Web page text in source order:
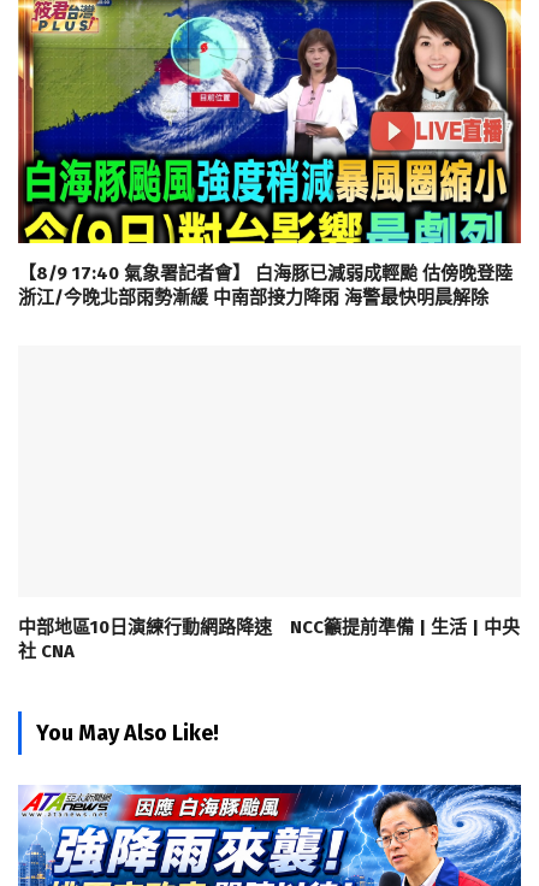
【8/9 17:40 氣象署記者會】 白海豚已減弱成輕颱 估傍晚登陸
浙江/今晚北部雨勢漸緩 中南部接力降雨 海警最快明晨解除
中部地區10日演練行動網路降速 NCC籲提前準備 | 生活 | 中央
社 CNA
You May Also Like!